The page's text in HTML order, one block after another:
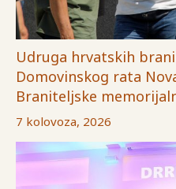
Udruga hrvatskih
Domovinskog rata
Braniteljske
7 kolovoza, 2026